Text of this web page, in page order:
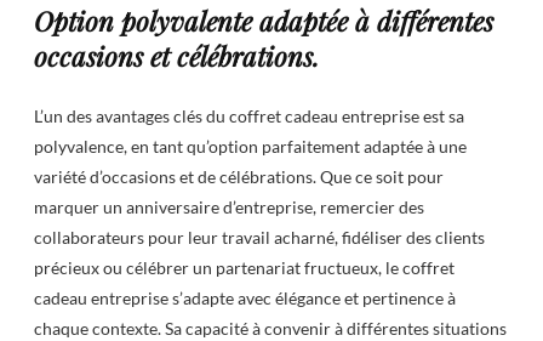
Option polyvalente adaptée à différentes
occasions et célébrations.
L’un des avantages clés du coffret cadeau entreprise est sa
polyvalence, en tant qu’option parfaitement adaptée à une
variété d’occasions et de célébrations. Que ce soit pour
marquer un anniversaire d’entreprise, remercier des
collaborateurs pour leur travail acharné, fidéliser des clients
précieux ou célébrer un partenariat fructueux, le coffret
cadeau entreprise s’adapte avec élégance et pertinence à
chaque contexte. Sa capacité à convenir à différentes situations